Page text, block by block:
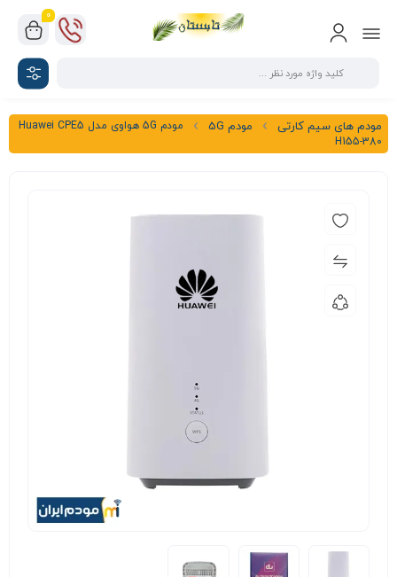
0
مودم های سیم کارتی مودم 5G
مودم 5G هواوی مدل Huawei CPE5
H155-380